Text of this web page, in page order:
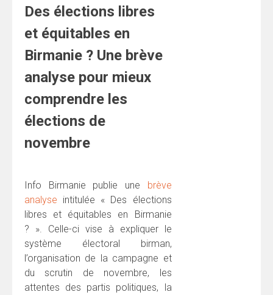
Des élections libres
et équitables en
Birmanie ? Une brève
analyse pour mieux
comprendre les
élections de
novembre
Info Birmanie publie une brève
analyse intitulée « Des élections
libres et équitables en Birmanie
? ». Celle-ci vise à expliquer le
système électoral birman,
l’organisation de la campagne et
du scrutin de novembre, les
attentes des partis politiques, la